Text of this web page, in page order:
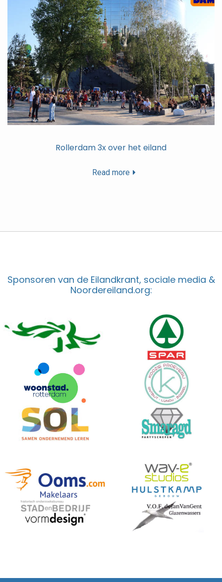
Rollerdam 3x over het eiland
Read more
Sponsoren van de Eilandkrant, sociale media &
Noordereiland.org: